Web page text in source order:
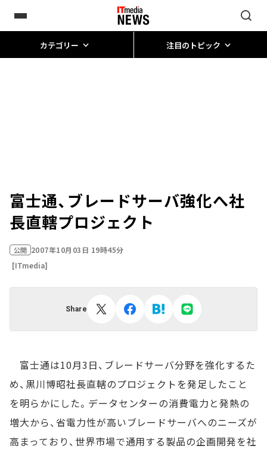
カテゴリー 注目のトピック
富士通、ブレードサーバ強化へ社
長直轄プロジェクト
公開 2007年10月03日 19時45分
[ITmedia]
Share
富士通は10月3日、ブレードサーバ分野を強化するた
め、黒川博昭社長直轄のプロジェクトを発足したこと
を明らかにした。データセンターの消費電力と発熱の
増大から、省電力性が高いブレードサーバへのニーズが
高まっており、世界市場で通用する製品の企画開発を社